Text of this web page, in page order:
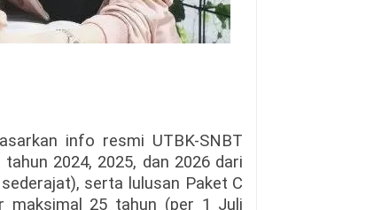
info resmi UTBK-SNBT
2024, 2025, dan 2026 dari
serta lulusan Paket C
maksimal 25 tahun (per 1 Juli